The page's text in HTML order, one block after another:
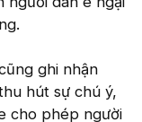
ghi nhận
hút sự chú ý,
cho phép người